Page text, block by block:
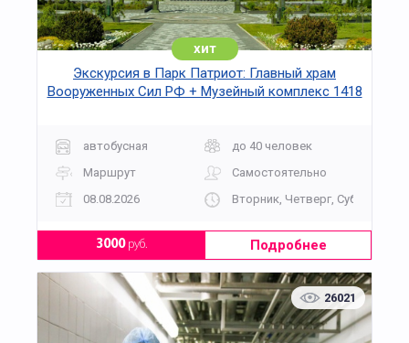
хит
Экскурсия в Парк Патриот: Главный храм
Вооруженных Сил РФ + Музейный комплекс 1418
автобусная
до 40 человек
Маршрут
Самостоятельно
08.08.2026
Вторник, Четверг, Суббота,
3000руб. Подробнее
26021